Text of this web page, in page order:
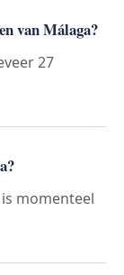
van Málaga?
27
momenteel